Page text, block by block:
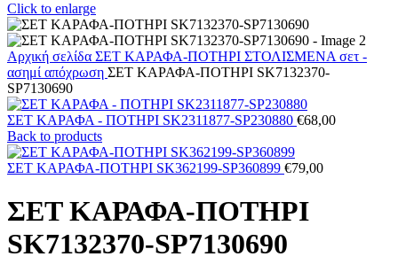
Click to enlarge
Αρχική σελίδα ΣΕΤ ΚΑΡΑΦΑ-ΠΟΤΗΡΙ ΣΤΟΛΙΣΜΕΝΑ σετ -
ασημί απόχρωση ΣΕΤ ΚΑΡΑΦΑ-ΠΟΤΗΡΙ SK7132370-
SP7130690
ΣΕΤ ΚΑΡΑΦΑ - ΠΟΤΗΡΙ SK2311877-SP230880 €68,00
Back to products
ΣΕΤ ΚΑΡΑΦΑ-ΠΟΤΗΡΙ SK362199-SP360899 €79,00
ΣΕΤ ΚΑΡΑΦΑ-ΠΟΤΗΡΙ
SK7132370-SP7130690